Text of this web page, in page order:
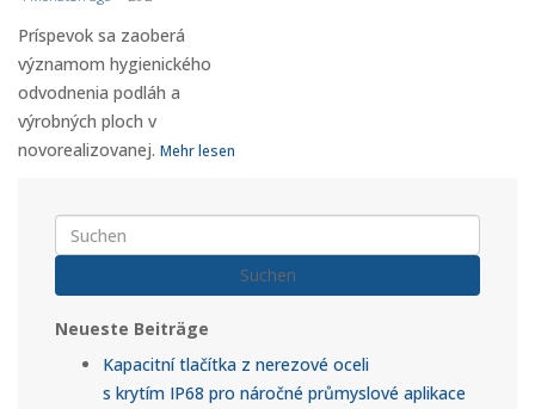
Príspevok sa zaoberá
významom hygienického
odvodnenia podláh a
výrobných ploch v
novorealizovanej. Mehr lesen
Suchen
Neueste Beiträge
Kapacitní tlačítka z nerezové oceli
s krytím IP68 pro náročné průmyslové aplikace